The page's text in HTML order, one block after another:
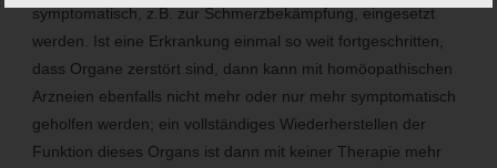
symptomatisch, z.B. zur Schmerzbekämpfung, eingesetzt
werden. Ist eine Erkrankung einmal so weit fortgeschritten,
dass Organe zerstört sind, dann kann mit homöopathischen
Arzneien ebenfalls nicht mehr oder nur mehr symptomatisch
geholfen werden; ein vollständiges Wiederherstellen der
Funktion dieses Organs ist dann mit keiner Therapie mehr
d) Einschränkung der Verarbeitung
Einschränkung der Verarbeitung ist die Markierung
künftige Verarbeitung einzuschränken.
e) Profiling
Profiling ist jede Art der automatisierten Verarbeitung
personenbezogener Daten, die darin besteht, dass diese